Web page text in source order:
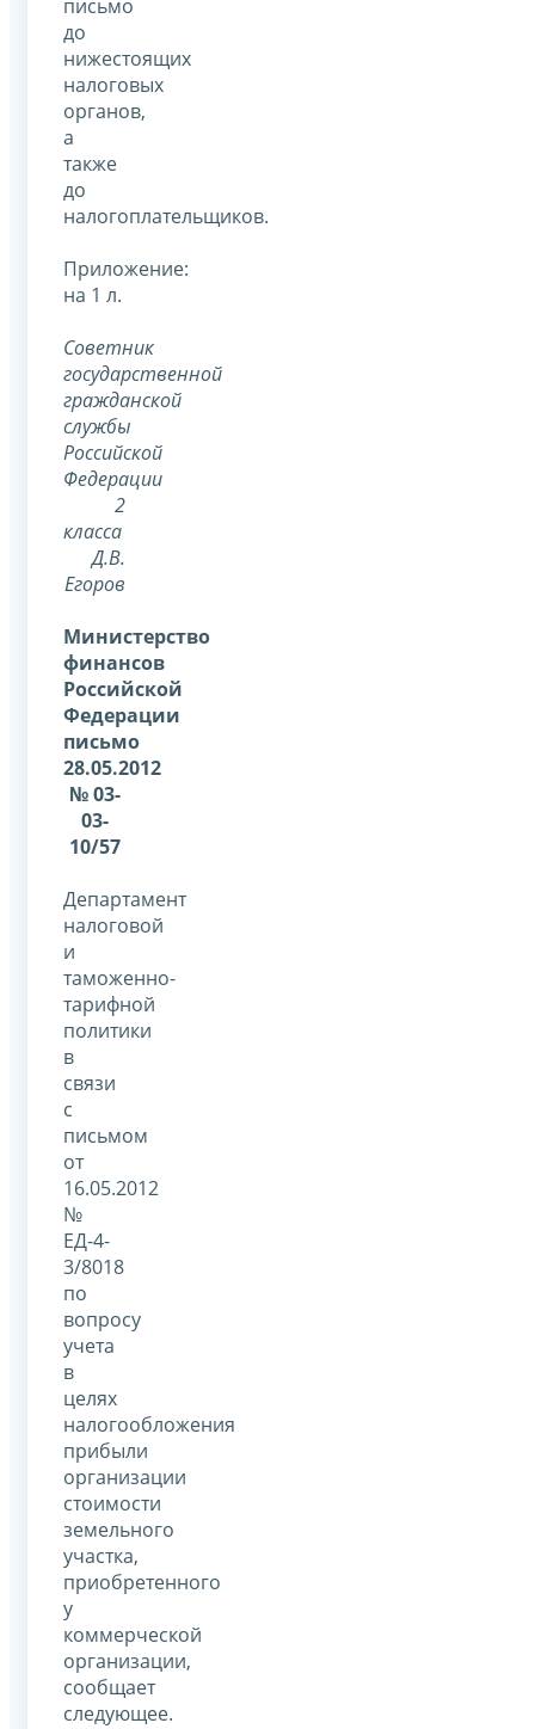
письмо
до
нижестоящих
налоговых
органов,
а
также
до
налогоплательщиков.
Приложение:
на 1 л.
Советник
государственной
гражданской
службы
Российской
Федерации
2
класса
Д.В.
Егоров
Министерство
финансов
Российской
Федерации
письмо
28.05.2012
№ 03-
03-
10/57
Департамент
налоговой
и
таможенно-
тарифной
политики
в
связи
с
письмом
от
16.05.2012
№
ЕД-4-
3/8018
по
вопросу
учета
в
целях
налогообложения
прибыли
организации
стоимости
земельного
участка,
приобретенного
у
коммерческой
организации,
сообщает
следующее.